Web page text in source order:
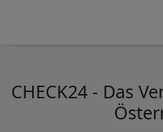
CHECK24 - Das